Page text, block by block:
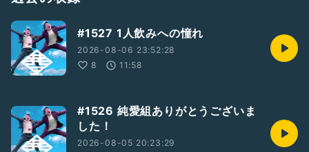
#1527 1人飲みへの憧れ
2026-08-06 23:52:28
8
11:58
#1526 純愛組ありがとうございま
した！
2026-08-05 20:23:29